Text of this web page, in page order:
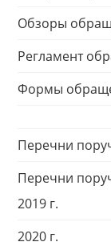
Обзоры
Регламент
Формы
Перечни
Перечни
2019 г.
2020 г.